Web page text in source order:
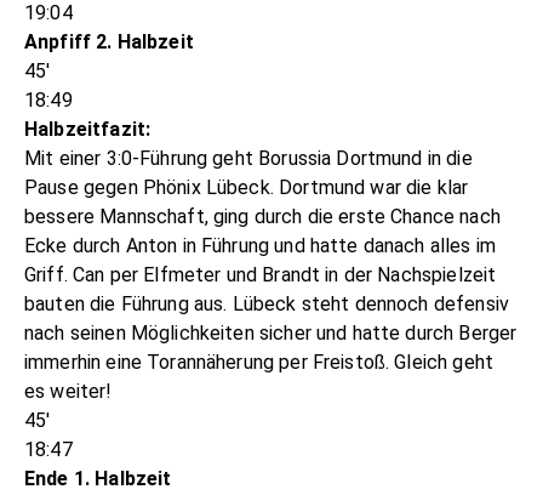
19:04
Anpfiff 2. Halbzeit
45'
18:49
Halbzeitfazit:
Mit einer 3:0-Führung geht Borussia Dortmund in die
Pause gegen Phönix Lübeck. Dortmund war die klar
bessere Mannschaft, ging durch die erste Chance nach
Ecke durch Anton in Führung und hatte danach alles im
Griff. Can per Elfmeter und Brandt in der Nachspielzeit
bauten die Führung aus. Lübeck steht dennoch defensiv
nach seinen Möglichkeiten sicher und hatte durch Berger
immerhin eine Torannäherung per Freistoß. Gleich geht
es weiter!
45'
18:47
Ende 1. Halbzeit